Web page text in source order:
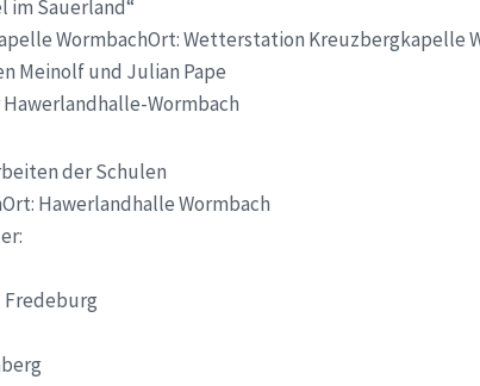
im Sauerland“
WormbachOrt: Wetterstation Kreuzbergkapelle
Meinolf und Julian Pape
Wormbach
der Schulen
Hawerlandhalle Wormbach
Fredeburg